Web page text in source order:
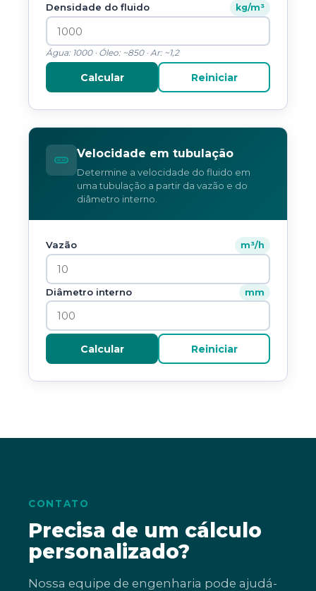
Densidade do fluido kg/m³
Água: 1000 · Óleo: ~850 · Ar: ~1,2
Calcular Reiniciar
Velocidade em tubulação
Determine a velocidade do fluido em
uma tubulação a partir da vazão e do
diâmetro interno.
Vazão m³/h
Diâmetro interno mm
Calcular Reiniciar
CONTATO
Precisa de um cálculo
personalizado?
Nossa equipe de engenharia pode ajudá-